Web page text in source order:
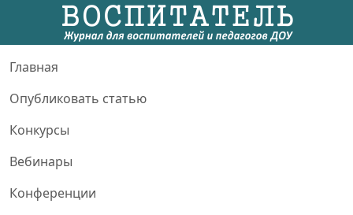
Главная
Опубликовать статью
Конкурсы
Вебинары
Конференции